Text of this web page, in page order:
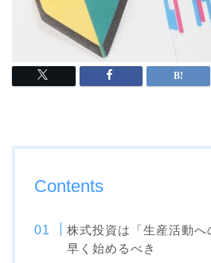
Contents
株式投資は「生産活動
早く始めるべき